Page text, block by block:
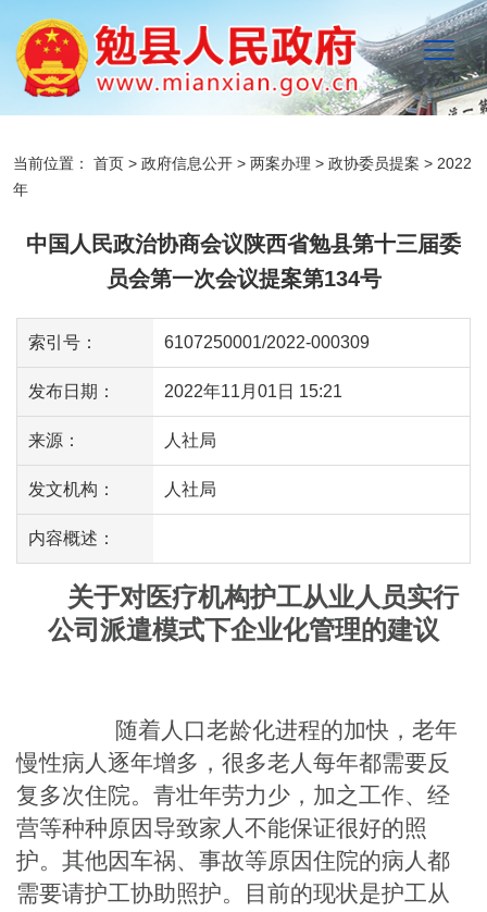
当前位置： 首页 > 政府信息公开 > 两案办理 > 政协委员提案 > 2022
年
中国人民政治协商会议陕西省勉县第十三届委
员会第一次会议提案第134号
索引号： 6107250001/2022-000309
发布日期： 2022年11月01日 15:21
来源： 人社局
发文机构： 人社局
内容概述：
关于对医疗机构护工从业人员实行
公司派遣模式下企业化管理的建议
随着人口老龄化进程的加快，老年
慢性病人逐年增多，很多老人每年都需要反
复多次住院。青壮年劳力少，加之工作、经
营等种种原因导致家人不能保证很好的照
护。其他因车祸、事故等原因住院的病人都
需要请护工协助照护。目前的现状是护工从